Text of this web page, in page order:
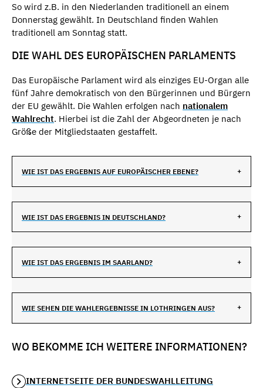
So wird z.B. in den Niederlanden traditionell an einem
Donnerstag gewählt. In Deutschland finden Wahlen
traditionell am Sonntag statt.
DIE WAHL DES EUROPÄISCHEN PARLAMENTS
Das Europäische Parlament wird als einziges EU-Organ alle
fünf Jahre demokratisch von den Bürgerinnen und Bürgern
der EU gewählt. Die Wahlen erfolgen nach nationalem
Wahlrecht. Hierbei ist die Zahl der Abgeordneten je nach
Größe der Mitgliedstaaten gestaffelt.
WIE IST DAS ERGEBNIS AUF EUROPÄISCHER EBENE?
WIE IST DAS ERGEBNIS IN DEUTSCHLAND?
WIE IST DAS ERGEBNIS IM SAARLAND?
WIE SEHEN DIE WAHLERGEBNISSE IN LOTHRINGEN AUS?
WO BEKOMME ICH WEITERE INFORMATIONEN?
INTERNETSEITE DER BUNDESWAHLLEITUNG